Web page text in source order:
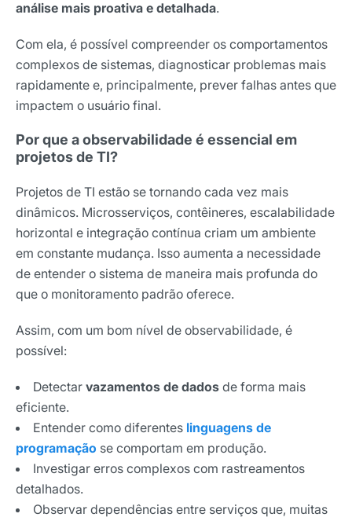
análise mais proativa e detalhada.
Com ela, é possível compreender os comportamentos
complexos de sistemas, diagnosticar problemas mais
rapidamente e, principalmente, prever falhas antes que
impactem o usuário final.
Por que a observabilidade é essencial em
projetos de TI?
Projetos de TI estão se tornando cada vez mais
dinâmicos. Microsserviços, contêineres, escalabilidade
horizontal e integração contínua criam um ambiente
em constante mudança. Isso aumenta a necessidade
de entender o sistema de maneira mais profunda do
que o monitoramento padrão oferece.
Assim, com um bom nível de observabilidade, é
possível:
Detectar vazamentos de dados de forma mais
eficiente.
Entender como diferentes linguagens de
programação se comportam em produção.
Investigar erros complexos com rastreamentos
detalhados.
Observar dependências entre serviços que, muitas